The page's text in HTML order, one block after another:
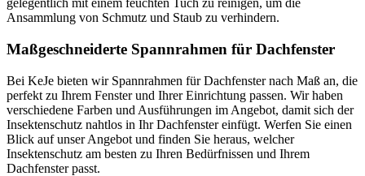
gelegentlich mit einem feuchten Tuch zu reinigen, um die
Ansammlung von Schmutz und Staub zu verhindern.
Maßgeschneiderte Spannrahmen für Dachfenster
Bei KeJe bieten wir Spannrahmen für Dachfenster nach Maß an, die
perfekt zu Ihrem Fenster und Ihrer Einrichtung passen. Wir haben
verschiedene Farben und Ausführungen im Angebot, damit sich der
Insektenschutz nahtlos in Ihr Dachfenster einfügt. Werfen Sie einen
Blick auf unser Angebot und finden Sie heraus, welcher
Insektenschutz am besten zu Ihren Bedürfnissen und Ihrem
Dachfenster passt.